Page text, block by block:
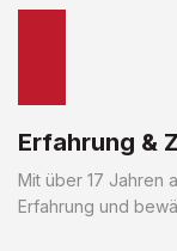
Erfahrung &
Mit über 17 Jahren
Erfahrung und